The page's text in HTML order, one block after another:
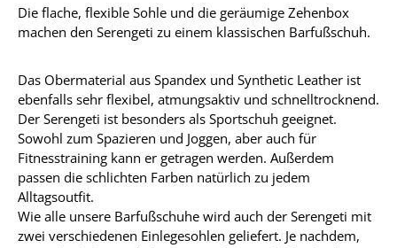
Die flache, flexible Sohle und die geräumige Zehenbox
machen den Serengeti zu einem klassischen Barfußschuh.
Das Obermaterial aus Spandex und Synthetic Leather ist
ebenfalls sehr flexibel, atmungsaktiv und schnelltrocknend.
Der Serengeti ist besonders als Sportschuh geeignet.
Sowohl zum Spazieren und Joggen, aber auch für
Fitnesstraining kann er getragen werden. Außerdem
passen die schlichten Farben natürlich zu jedem
Alltagsoutfit.
Wie alle unsere Barfußschuhe wird auch der Serengeti mit
zwei verschiedenen Einlegesohlen geliefert. Je nachdem,